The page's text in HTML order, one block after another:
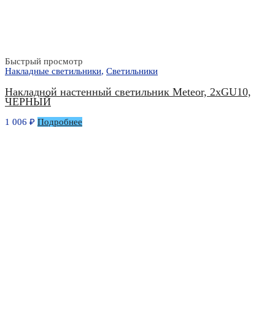
Быстрый просмотр
Накладные светильники, Светильники
Накладной настенный светильник Meteor, 2xGU10,
ЧЕРНЫЙ
1 006 ₽ Подробнее